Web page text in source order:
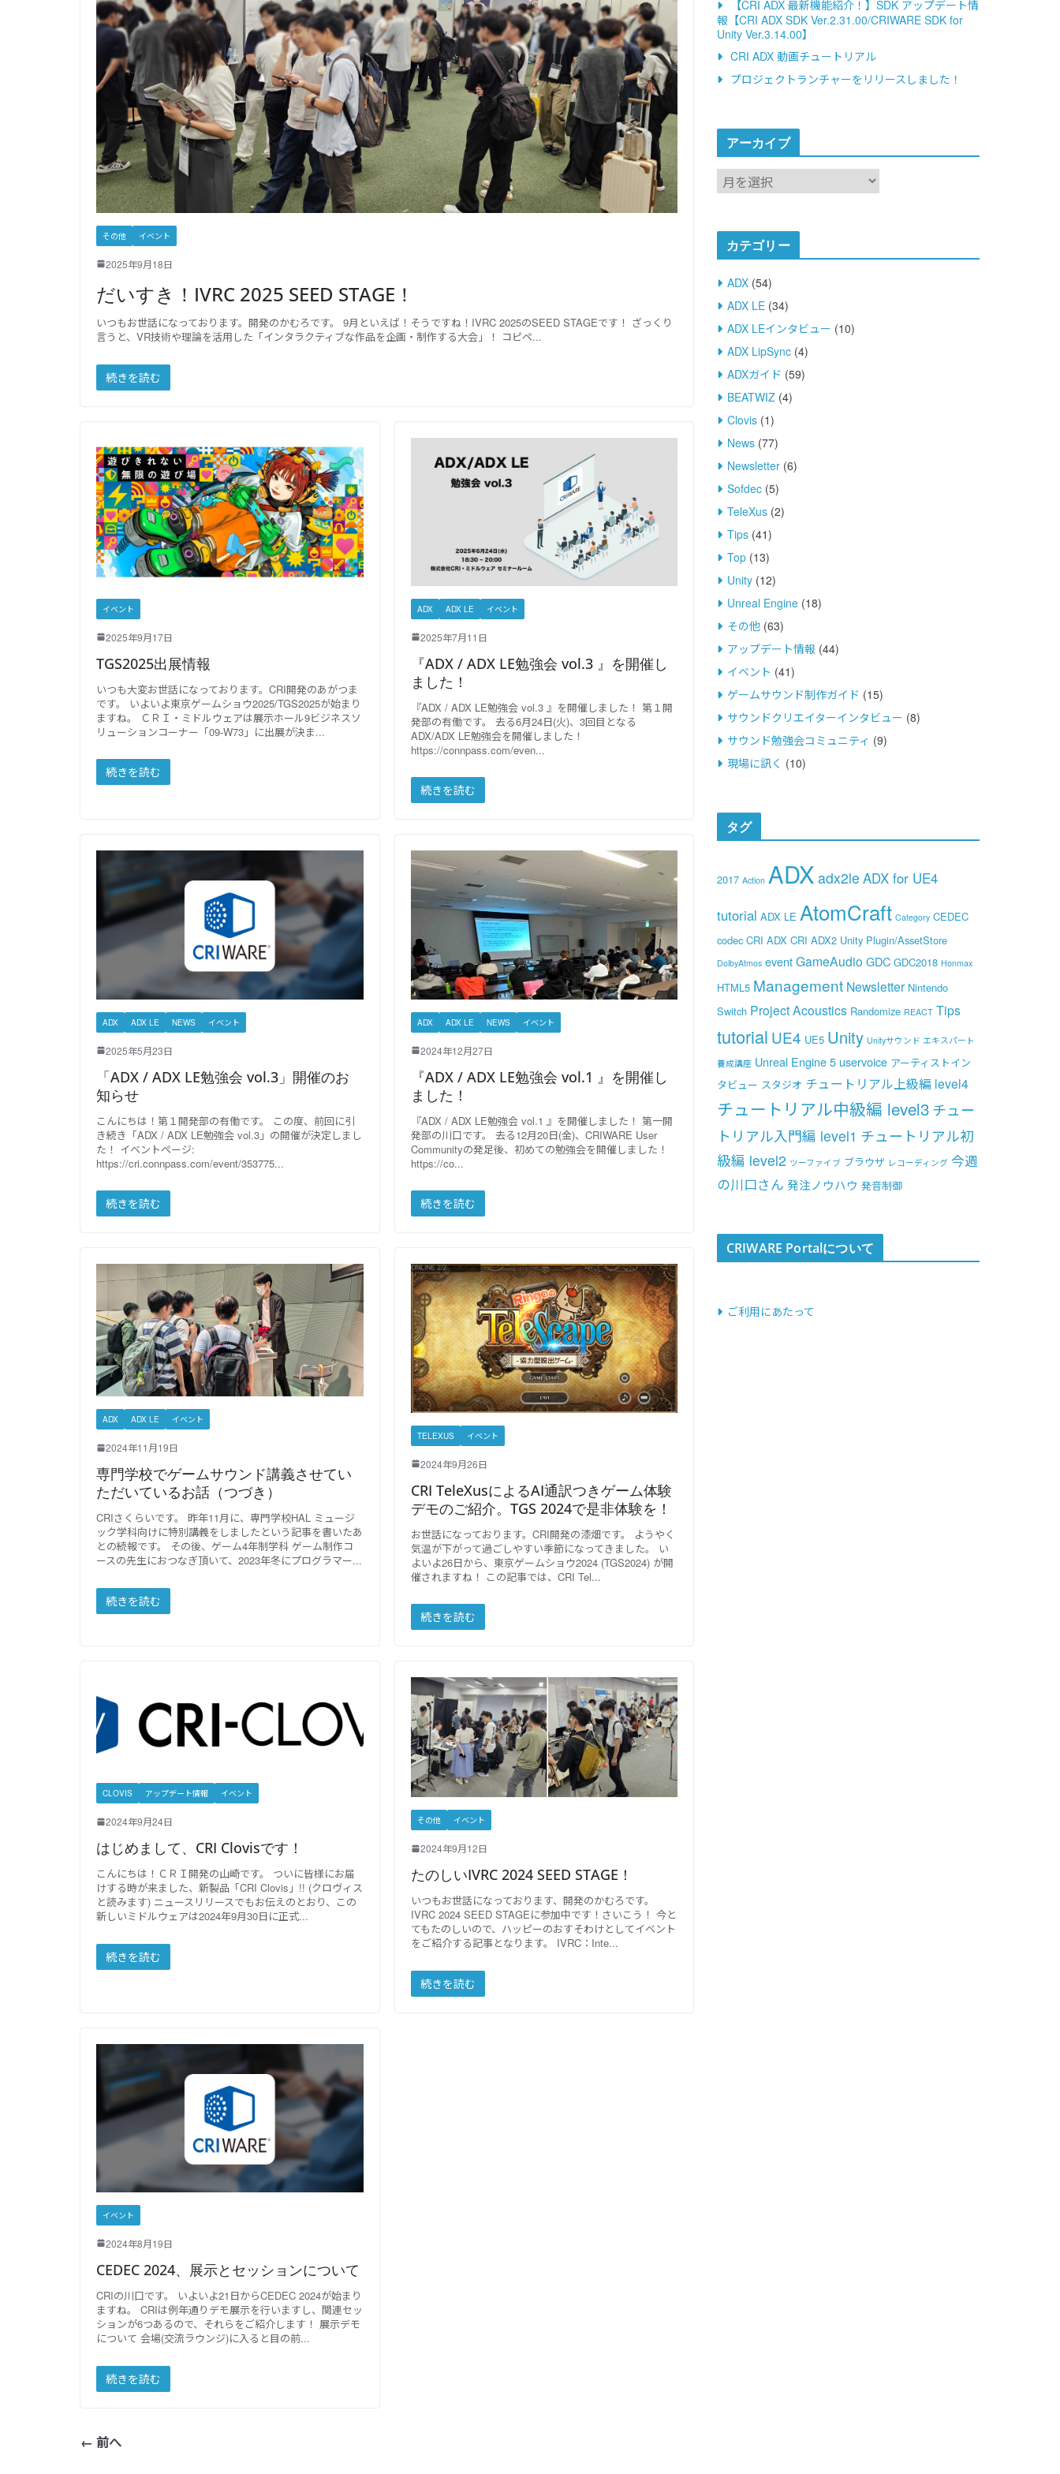
その他 イベント
2025年9月18日
だいすき！IVRC 2025 SEED STAGE！
いつもお世話になっております。開発のかむろです。 9月といえば！そうですね！IVRC 2025のSEED STAGEです！ ざっくり
言うと、VR技術や理論を活用した「インタラクティブな作品を企画・制作する大会」！ コピペ
続きを読む
イベント
2025年9月17日
TGS2025出展情報
いつも大変お世話になっております。CRI開発のあがつま
です。 いよいよ東京ゲームショウ2025/TGS2025が始まり
ますね。 ＣＲＩ・ミドルウェアは展示ホール9ビジネスソ
リューションコーナー「09-W73」に出展が決ま
続きを読む
ADX ADX LE イベント
2025年7月11日
『ADX / ADX LE勉強会 vol.3 』を開催し
ました！
『ADX / ADX LE勉強会 vol.3 』を開催しました！ 第１開
発部の有働です。 去る6月24日(火)、3回目となる
ADX/ADX LE勉強会を開催しました！
https://connpass.com/even
続きを読む
ADX ADX LE NEWS イベント
2025年5月23日
「ADX / ADX LE勉強会 vol.3」開催のお
知らせ
こんにちは！第１開発部の有働です。 この度、前回に引
き続き「ADX / ADX LE勉強会 vol.3」の開催が決定しまし
た！ イベントページ:
https://cri.connpass.com/event/353775
続きを読む
ADX ADX LE NEWS イベント
2024年12月27日
『ADX / ADX LE勉強会 vol.1 』を開催し
ました！
『ADX / ADX LE勉強会 vol.1 』を開催しました！ 第一開
発部の川口です。 去る12月20日(金)、CRIWARE User
Communityの発足後、初めての勉強会を開催しました！
https://co
続きを読む
ADX ADX LE イベント
2024年11月19日
専門学校でゲームサウンド講義させてい
ただいているお話（つづき）
CRIさくらいです。 昨年11月に、専門学校HAL ミュージ
ック学科向けに特別講義をしましたという記事を書いたあ
との続報です。 その後、ゲーム4年制学科 ゲーム制作コ
ースの先生におつなぎ頂いて、2023年冬にプログラマー
続きを読む
TELEXUS イベント
2024年9月26日
CRI TeleXusによるAI通訳つきゲーム体験
デモのご紹介。TGS 2024で是非体験を！
お世話になっております。CRI開発の漆畑です。 ようやく
気温が下がって過ごしやすい季節になってきました。 い
よいよ26日から、東京ゲームショウ2024 (TGS2024) が開
催されますね！ この記事では、CRI Tel
続きを読む
CLOVIS アップデート情報 イベント
2024年9月24日
はじめまして、CRI Clovisです！
こんにちは！ＣＲＩ開発の山崎です。 ついに皆様にお届
けする時が来ました、新製品「CRI Clovis」!! (クロヴィス
と読みます) ニュースリリースでもお伝えのとおり、この
新しいミドルウェアは2024年9月30日に正式
続きを読む
その他 イベント
2024年9月12日
たのしいIVRC 2024 SEED STAGE！
いつもお世話になっております、開発のかむろです。
IVRC 2024 SEED STAGEに参加中です！さいこう！ 今と
てもたのしいので、ハッピーのおすそわけとしてイベント
をご紹介する記事となります。 IVRC：Inte
続きを読む
イベント
2024年8月19日
CEDEC 2024、展示とセッションについて
CRIの川口です。 いよいよ21日からCEDEC 2024が始まり
ますね。 CRIは例年通りデモ展示を行いますし、関連セッ
ションが6つあるので、それらをご紹介します！ 展示デモ
について 会場(交流ラウンジ)に入ると目の前
続きを読む
← 前へ
【CRI ADX 最新機能紹介！】SDK アップデート情
報【CRI ADX SDK Ver.2.31.00/CRIWARE SDK for
Unity Ver.3.14.00】
CRI ADX 動画チュートリアル
プロジェクトランチャーをリリースしました！
アーカイブ
ア
ー
イ
ブ
カテゴリー
ADX (54)
ADX LE (34)
ADX LEインタビュー (10)
ADX LipSync (4)
ADXガイド (59)
BEATWIZ (4)
Clovis (1)
News (77)
Newsletter (6)
Sofdec (5)
TeleXus (2)
Tips (41)
Top (13)
Unity (12)
Unreal Engine (18)
その他 (63)
アップデート情報 (44)
イベント (41)
ゲームサウンド制作ガイド (15)
サウンドクリエイターインタビュー (8)
サウンド勉強会コミュニティ (9)
現場に訊く (10)
タグ
2017 Action ADX adx2le ADX for UE4
tutorial ADX LE AtomCraft Category CEDEC
codec CRI ADX CRI ADX2 Unity Plugin/AssetStore
DolbyAtmos eventGameAudio GDC GDC2018 Honmax
HTML5 Management Newsletter Nintendo
Switch Project Acoustics Randomize REACT Tips
tutorial UE4 UE5 Unity Unityサウンド エキスパート
養成講座 Unreal Engine 5 uservoice アーティストイン
タビュー スタジオ チュートリアル上級編 level4
チュートリアル中級編 level3 チュー
トリアル入門編 level1 チュートリアル初
級編 level2 ツーファイブ ブラウザ レコーディング 今週
の川口さん 発注ノウハウ 発音制御
CRIWARE Portalについて
ご利用にあたって